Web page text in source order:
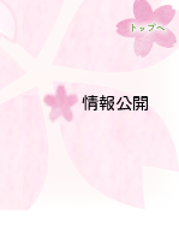
情報公開